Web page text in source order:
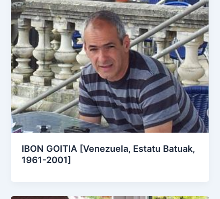
IBON GOITIA [Venezuela, Estatu Batuak,
1961-2001]